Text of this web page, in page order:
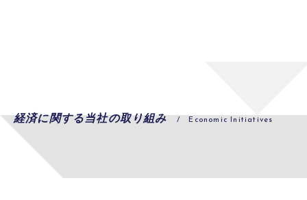
経済に関する当社の取り組み / Economic Initiatives